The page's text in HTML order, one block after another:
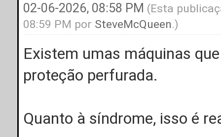
02-06-2026, 08:58 PM (Esta
08:59 PM por SteveMcQueen.)
Existem umas máquinas
proteção perfurada.
Quanto à síndrome, isso é